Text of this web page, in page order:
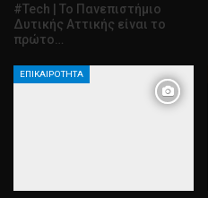
#Tech | To Πανεπιστήμιο
Δυτικής Αττικής είναι το
πρώτο…
ΕΠΙΚΑΙΡΌΤΗΤΑ